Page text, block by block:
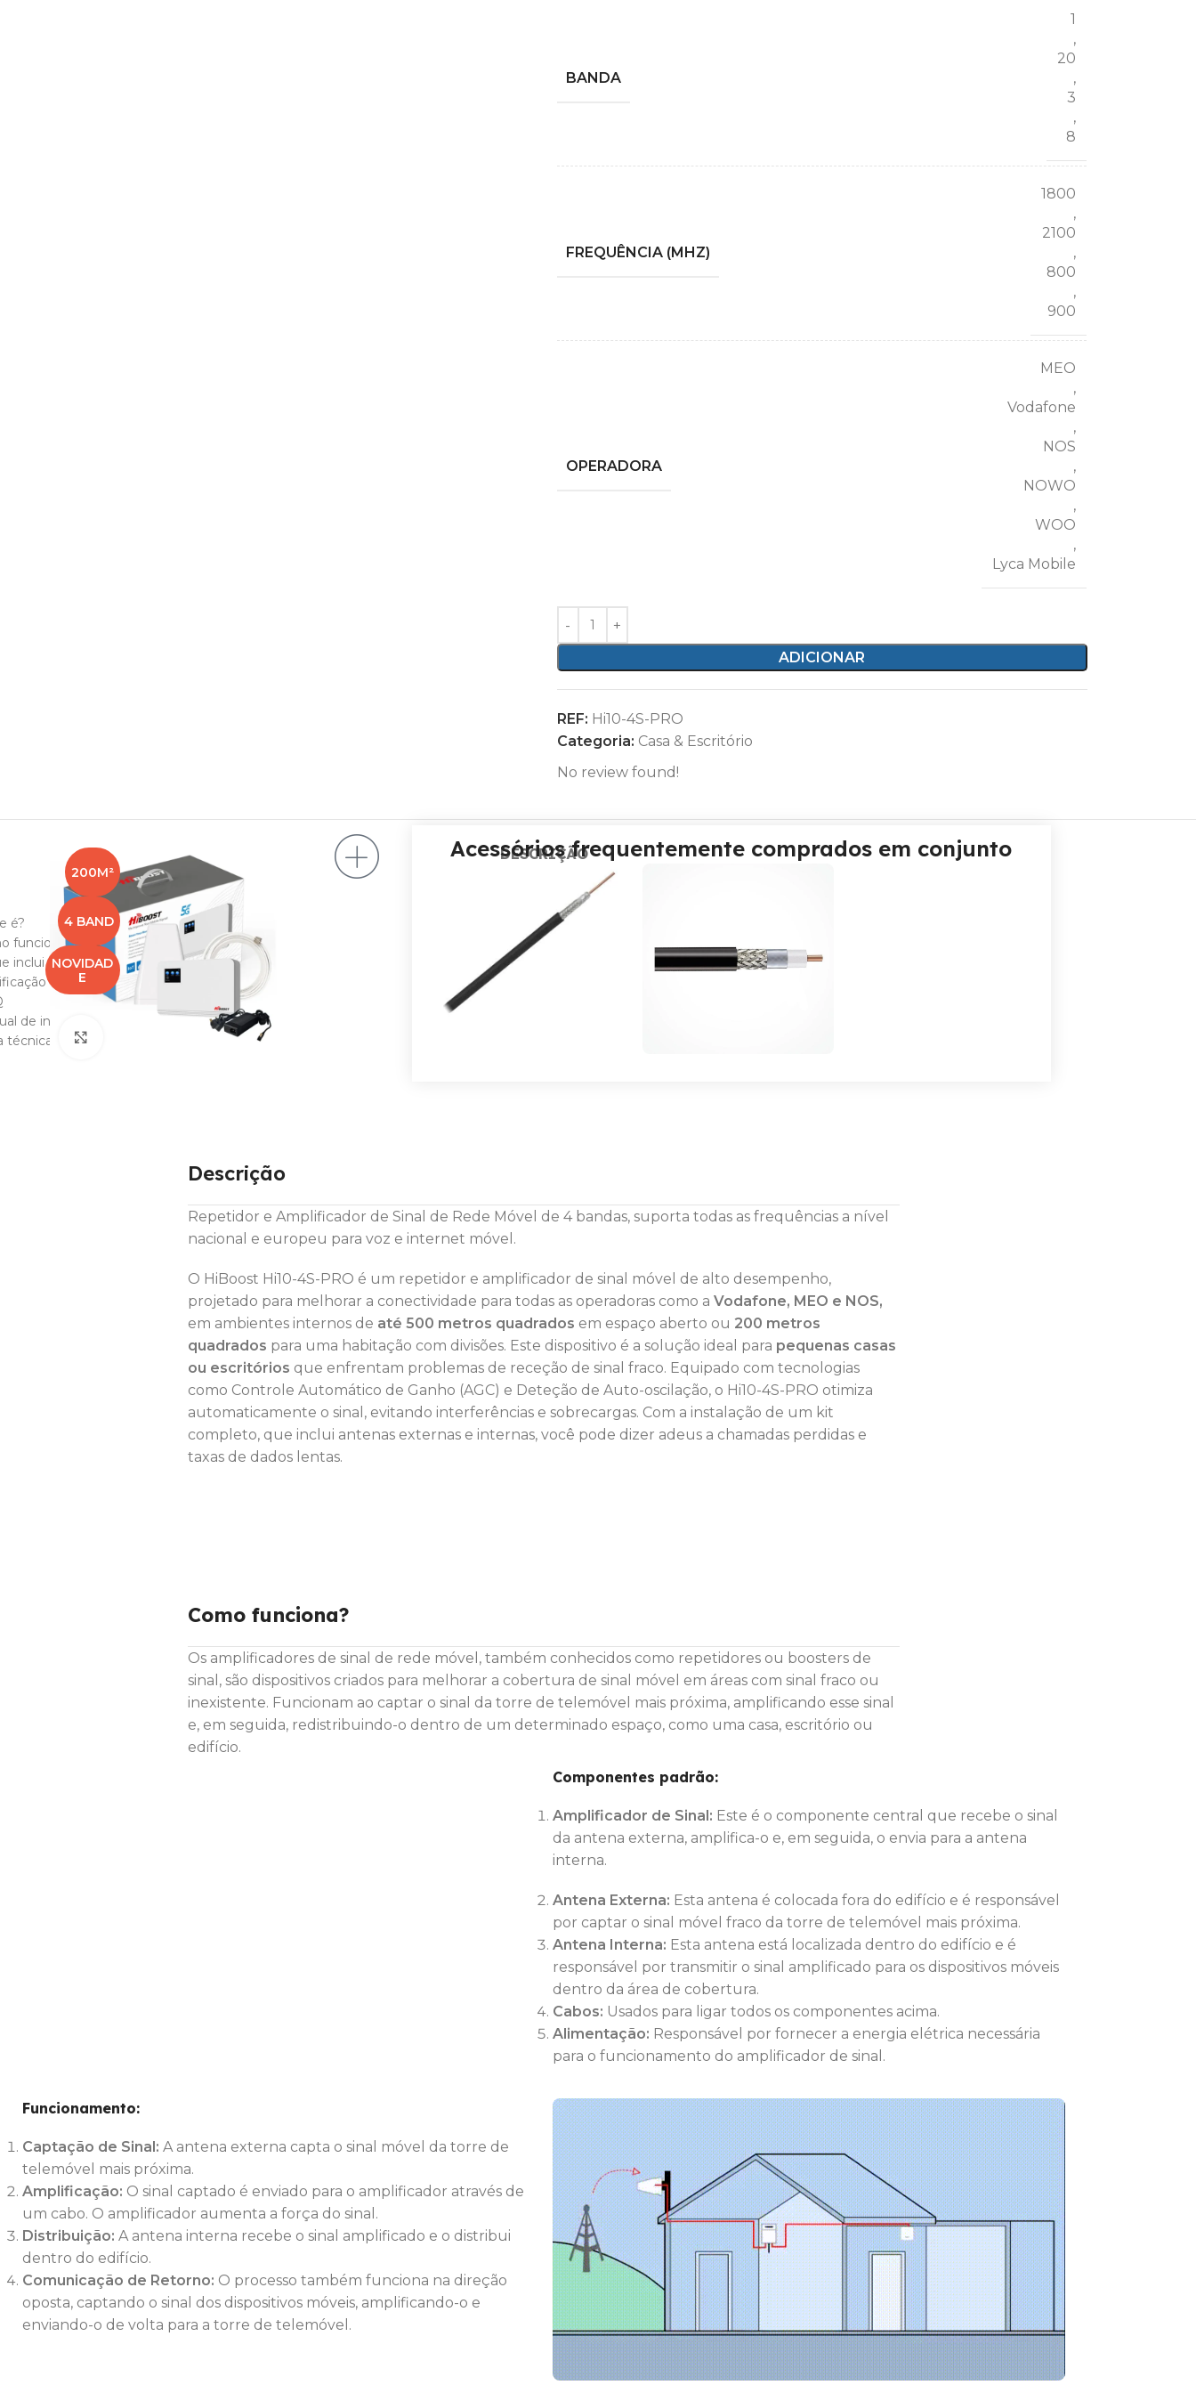
BANDA
1
,
20
,
3
,
8
FREQUÊNCIA (MHZ)
1800
,
2100
,
800
,
900
OPERADORA
MEO
,
Vodafone
,
NOS
,
NOWO
,
WOO
,
Lyca Mobile
ADICIONAR
REF: Hi10-4S-PRO
Categoria: Casa & Escritório
No review found!
DESCRIÇÃO
é?
funciona?
inclui o kit?
& Segurança
de instruções
técnica
200M²
4 BAND
NOVIDAD
E
Clique para ampliar
Acessórios frequentemente comprados em conjunto
€ 3,56 €4,75
Descrição
Repetidor e Amplificador de Sinal de Rede Móvel de 4 bandas, suporta todas as frequências a nível
nacional e europeu para voz e internet móvel.
O HiBoost Hi10-4S-PRO é um repetidor e amplificador de sinal móvel de alto desempenho,
projetado para melhorar a conectividade para todas as operadoras como a Vodafone, MEO e NOS,
em ambientes internos de até 500 metros quadrados em espaço aberto ou 200 metros
quadrados para uma habitação com divisões. Este dispositivo é a solução ideal para pequenas casas
ou escritórios que enfrentam problemas de receção de sinal fraco. Equipado com tecnologias
como Controle Automático de Ganho (AGC) e Deteção de Auto-oscilação, o Hi10-4S-PRO otimiza
automaticamente o sinal, evitando interferências e sobrecargas. Com a instalação de um kit
completo, que inclui antenas externas e internas, você pode dizer adeus a chamadas perdidas e
taxas de dados lentas.
Como funciona?
Os amplificadores de sinal de rede móvel, também conhecidos como repetidores ou boosters de
sinal, são dispositivos criados para melhorar a cobertura de sinal móvel em áreas com sinal fraco ou
inexistente. Funcionam ao captar o sinal da torre de telemóvel mais próxima, amplificando esse sinal
e, em seguida, redistribuindo-o dentro de um determinado espaço, como uma casa, escritório ou
edifício.
Componentes padrão:
Amplificador de Sinal: Este é o componente central que recebe o sinal
da antena externa, amplifica-o e, em seguida, o envia para a antena
interna.
Antena Externa: Esta antena é colocada fora do edifício e é responsável
por captar o sinal móvel fraco da torre de telemóvel mais próxima.
Antena Interna: Esta antena está localizada dentro do edifício e é
responsável por transmitir o sinal amplificado para os dispositivos móveis
dentro da área de cobertura.
Cabos: Usados para ligar todos os componentes acima.
Alimentação: Responsável por fornecer a energia elétrica necessária
para o funcionamento do amplificador de sinal.
Funcionamento:
Captação de Sinal: A antena externa capta o sinal móvel da torre de
telemóvel mais próxima.
Amplificação: O sinal captado é enviado para o amplificador através de
um cabo. O amplificador aumenta a força do sinal.
Distribuição: A antena interna recebe o sinal amplificado e o distribui
dentro do edifício.
Comunicação de Retorno: O processo também funciona na direção
oposta, captando o sinal dos dispositivos móveis, amplificando-o e
enviando-o de volta para a torre de telemóvel.